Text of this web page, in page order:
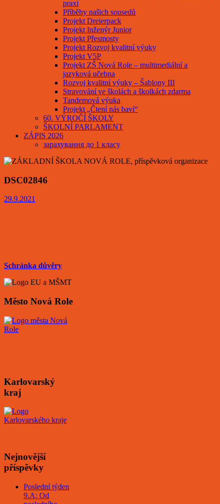
praxi
Příběhy našich sousedů
Projekt Dreierpack
Projekt Inženýr Junior
Projekt Přesmosty
Projekt Rozvoj kvalitní výuky
Projekt V5P
Projekt ZŠ Nová Role – multimediální a
jazyková učebna
Rozvoj kvalitní výuky – Šablony III
Stravování ve školách a školkách zdarma
Tandemová výuka
Projekt „Čtení nás baví“
60. VÝROČÍ ŠKOLY
ŠKOLNÍ PARLAMENT
ZÁPIS 2026
зарахування до 1 класу
DSC02846
29.9.2021
Schránka důvěry
Město Nová Role
Karlovarský
kraj
Nejnovější
příspěvky
Poslední týden
9.A: Od